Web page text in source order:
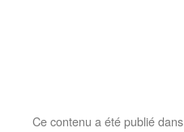
Ce contenu a été publié dans